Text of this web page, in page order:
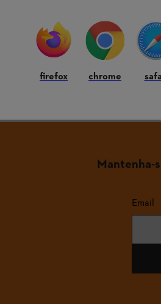
de proteção individual
Mantenha-
Email
firefox chrome